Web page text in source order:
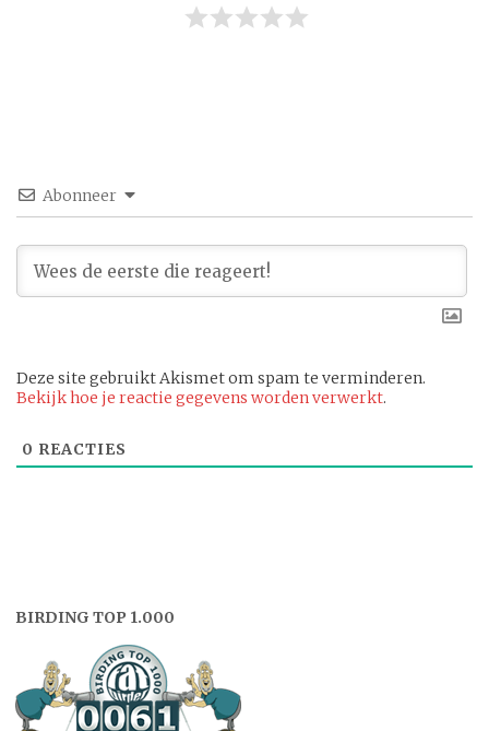
Abonneer
Deze site gebruikt Akismet om spam te verminderen.
Bekijk hoe je reactie gegevens worden verwerkt.
0 REACTIES
BIRDING TOP 1.000